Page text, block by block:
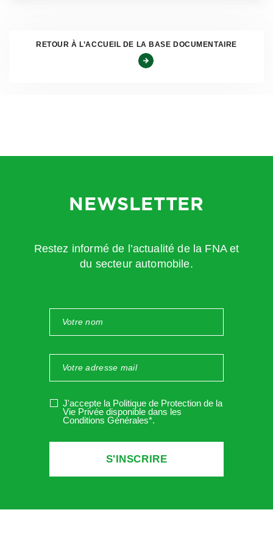
RETOUR À L’ACCUEIL DE LA BASE DOCUMENTAIRE
NEWSLETTER
Restez informé de l’actualité de la FNA et
du secteur automobile.
J'accepte la Politique de Protection de la
Vie Privée disponible dans les
Conditions Générales*.